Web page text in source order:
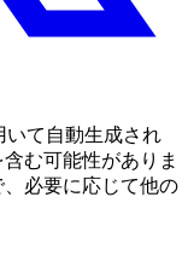
いて自動生成され
む可能性がありま
必要に応じて他の